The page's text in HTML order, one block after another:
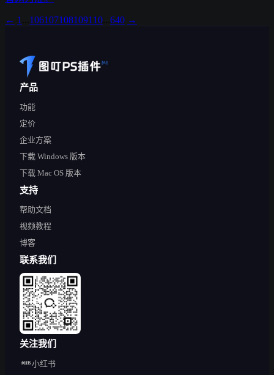
← 1 106107108109110 640 →
产品
功能
定价
企业方案
下载 Windows 版本
下载 Mac OS 版本
支持
帮助文档
视频教程
博客
联系我们
关注我们
小红书